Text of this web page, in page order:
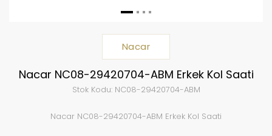
Nacar
Nacar NC08-29420704-ABM Erkek Kol Saati
Stok Kodu:NC08-29420704-ABM
Nacar NC08-29420704-ABM Erkek Kol Saati